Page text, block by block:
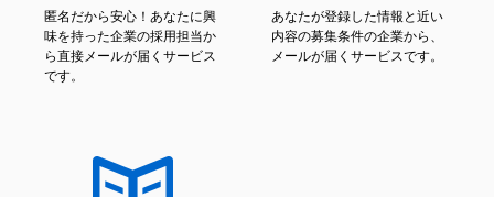
匿名だから安心！あなたに興
味を持った企業の採用担当か
ら直接メールが届くサービス
です。
あなたが登録した情報と近い
内容の募集条件の企業から、
メールが届くサービスです。